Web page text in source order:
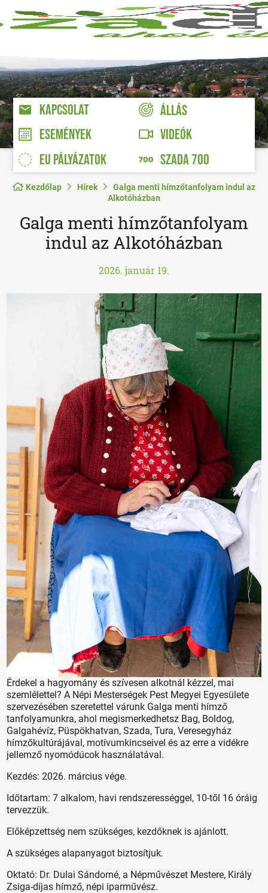
KAPCSOLAT
ÁLLÁS
ESEMÉNYEK
VIDEÓK
EU PÁLYÁZATOK
SZADA 700
Kezdőlap Hírek
Galga menti hímzőtanfolyam indul az
Alkotóházban
Galga menti hímzőtanfolyam
indul az Alkotóházban
2026. január 19.
Érdekel a hagyomány és szívesen alkotnál kézzel, mai
szemlélettel? A Népi Mesterségek Pest Megyei Egyesülete
szervezésében szeretettel várunk Galga menti hímző
tanfolyamunkra, ahol megismerkedhetsz Bag, Boldog,
Galgahévíz, Püspökhatvan, Szada, Tura, Veresegyház
hímzőkultúrájával, motívumkincseivel és az erre a vidékre
jellemző nyomódúcok használatával.
Kezdés: 2026. március vége.
Időtartam: 7 alkalom, havi rendszerességgel, 10-től 16 óráig
tervezzük.
Előképzettség nem szükséges, kezdőknek is ajánlott.
A szükséges alapanyagot biztosítjuk.
Oktató: Dr. Dulai Sándorné, a Népművészet Mestere, Király
Zsiga-díjas hímző, népi iparművész.